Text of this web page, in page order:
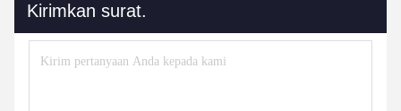
Kirimkan surat.